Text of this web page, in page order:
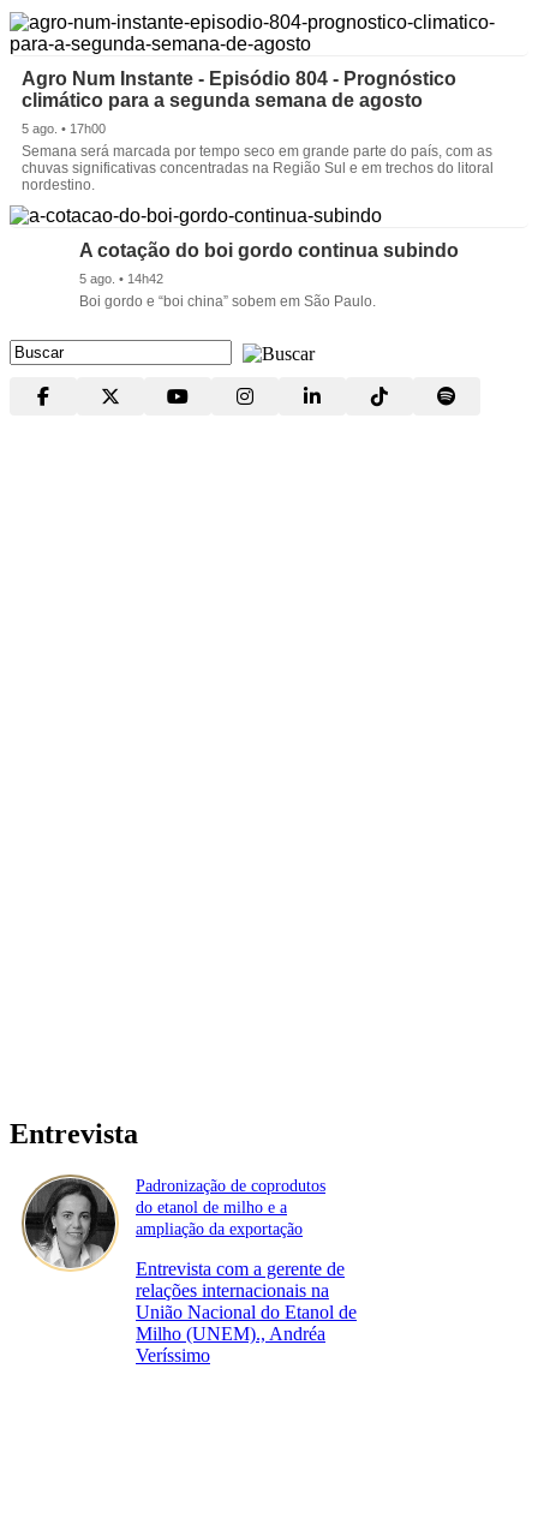
Agro Num Instante - Episódio 804 - Prognóstico
climático para a segunda semana de agosto
5 ago. • 17h00
Semana será marcada por tempo seco em grande parte do país, com as
chuvas significativas concentradas na Região Sul e em trechos do litoral
nordestino.
A cotação do boi gordo continua subindo
5 ago. • 14h42
Boi gordo e “boi china” sobem em São Paulo.
Entrevista
Padronização de coprodutos
do etanol de milho e a
ampliação da exportação
Entrevista com a gerente de
relações internacionais na
União Nacional do Etanol de
Milho (UNEM)., Andréa
Veríssimo